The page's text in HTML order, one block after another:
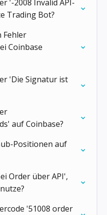
'-2008 Invalid API-
Trading Bot?
Fehler
Coinbase
'Die Signatur ist
auf Coinbase?
Positionen auf
Order über API',
'51008 order